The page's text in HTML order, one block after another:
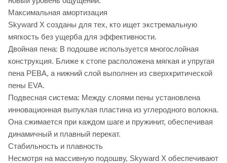
Максимальная амортизация
Skyward X созданы для тех, кто ищет экстремальную
мягкость без ущерба для эффективности.
Двойная пена: В подошве используется многослойная
конструкция. Ближе к стопе расположена мягкая и упругая
пена PEBA, а нижний слой выполнен из сверхкритической
пены EVA.
Подвесная система: Между слоями пены установлена
инновационная выпуклая пластина из углеродного волокна.
Она сжимается при каждом шаге и пружинит, обеспечивая
динамичный и плавный перекат.
Стабильность и плавность
Несмотря на массивную подошву, Skyward X обеспечивают